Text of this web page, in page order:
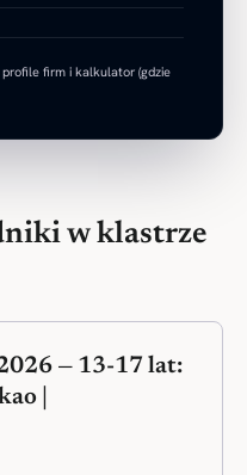
firm i kalkulator (gdzie
w klastrze
— 13-17 lat:
|